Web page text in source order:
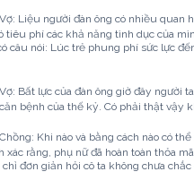
Vợ: Liệu người đàn ông có nhiều quan
tiêu phí các khả năng tình dục của
câu nói: Lúc trẻ phung phí sức lực
Vợ: Bất lực của đàn ông giờ đây người
bệnh của thế kỷ. Có phải thật vậy
Chồng: Khi nào và bằng cách nào có thể
xác rằng, phụ nữ đã hoàn toàn thỏa
chỉ đơn giản hỏi cô ta không chưa